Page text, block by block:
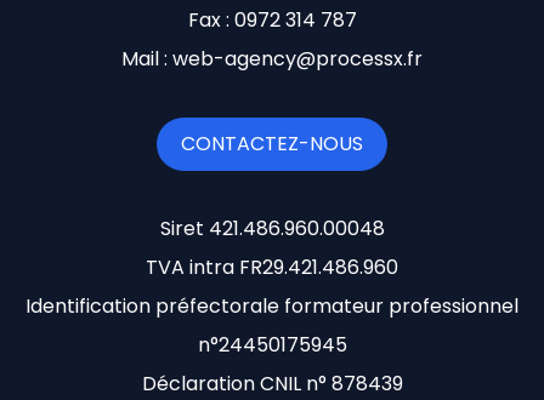
Fax : 0972 314 787
Mail : web-agency@processx.fr
CONTACTEZ-NOUS
Siret 421.486.960.00048
TVA intra FR29.421.486.960
Identification préfectorale formateur professionnel
n°24450175945
Déclaration CNIL n° 878439